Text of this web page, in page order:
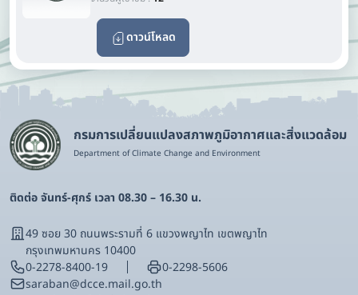
ดาวน์โหลด
กรมการเปลี่ยนแปลงสภาพภูมิอากาศและสิ่งแวดล้อม
Department of Climate Change and Environment
ติดต่อ จันทร์-ศุกร์ เวลา 08.30 – 16.30 น.
49 ซอย 30 ถนนพระรามที่ 6 แขวงพญาไท เขตพญาไท
กรุงเทพมหานคร 10400
0-2278-8400-19
0-2298-5606
saraban@dcce.mail.go.th